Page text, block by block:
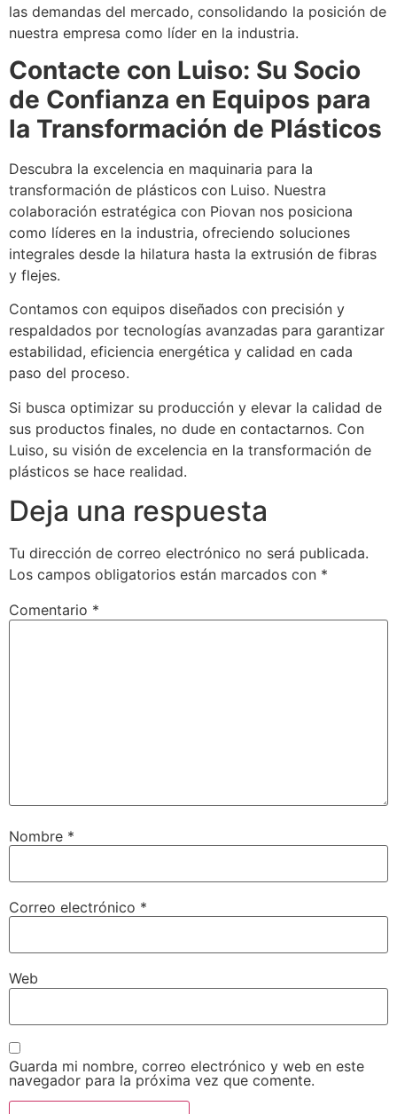
las demandas del mercado, consolidando la posición de
nuestra empresa como líder en la industria.
Contacte con Luiso: Su Socio
de Confianza en Equipos para
la Transformación de Plásticos
Descubra la excelencia en maquinaria para la
transformación de plásticos con Luiso. Nuestra
colaboración estratégica con Piovan nos posiciona
como líderes en la industria, ofreciendo soluciones
integrales desde la hilatura hasta la extrusión de fibras
y flejes.
Contamos con equipos diseñados con precisión y
respaldados por tecnologías avanzadas para garantizar
estabilidad, eficiencia energética y calidad en cada
paso del proceso.
Si busca optimizar su producción y elevar la calidad de
sus productos finales, no dude en contactarnos. Con
Luiso, su visión de excelencia en la transformación de
plásticos se hace realidad.
Deja una respuesta
Tu dirección de correo electrónico no será publicada.
Los campos obligatorios están marcados con *
Comentario *
Nombre *
Correo electrónico *
Web
Guarda mi nombre, correo electrónico y web en este
navegador para la próxima vez que comente.